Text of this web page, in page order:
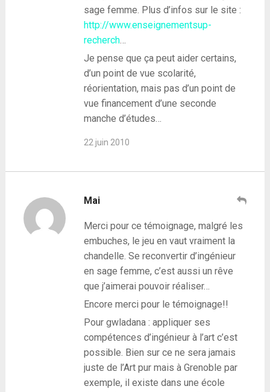
sage femme. Plus d’infos sur le site :
http://www.enseignementsup-
recherch…
Je pense que ça peut aider certains,
d’un point de vue scolarité,
réorientation, mais pas d’un point de
vue financement d’une seconde
manche d’études…
22 juin 2010
Mai
Merci pour ce témoignage, malgré les
embuches, le jeu en vaut vraiment la
chandelle. Se reconvertir d’ingénieur
en sage femme, c’est aussi un rêve
que j’aimerai pouvoir réaliser…
Encore merci pour le témoignage!!
Pour gwladana : appliquer ses
compétences d’ingénieur à l’art c’est
possible. Bien sur ce ne sera jamais
juste de l’Art pur mais à Grenoble par
exemple, il existe dans une école